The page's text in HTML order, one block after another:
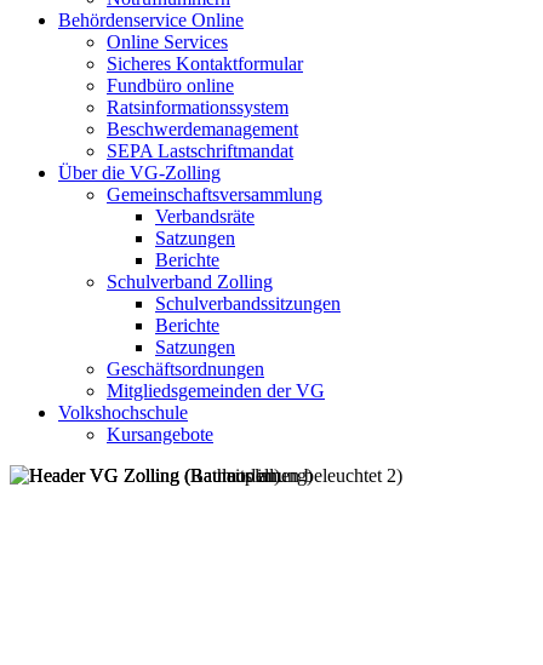
Behördenservice Online
Online Services
Sicheres Kontaktformular
Fundbüro online
Ratsinformationssystem
Beschwerdemanagement
SEPA Lastschriftmandat
Über die VG-Zolling
Gemeinschaftsversammlung
Verbandsräte
Satzungen
Berichte
Schulverband Zolling
Schulverbandssitzungen
Berichte
Satzungen
Geschäftsordnungen
Mitgliedsgemeinden der VG
Volkshochschule
Kursangebote